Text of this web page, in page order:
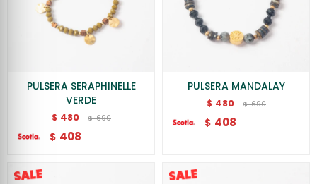
PULSERA SERAPHINELLE
VERDE
$ 480 $ 690
$ 408
PULSERA MANDALAY
$ 480 $ 690
$ 408